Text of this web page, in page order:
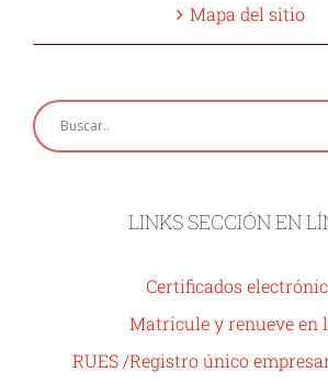
Mapa del sitio
LINKS SECCIÓN EN
Certificados
Matricule y renueve en
RUES /Registro único